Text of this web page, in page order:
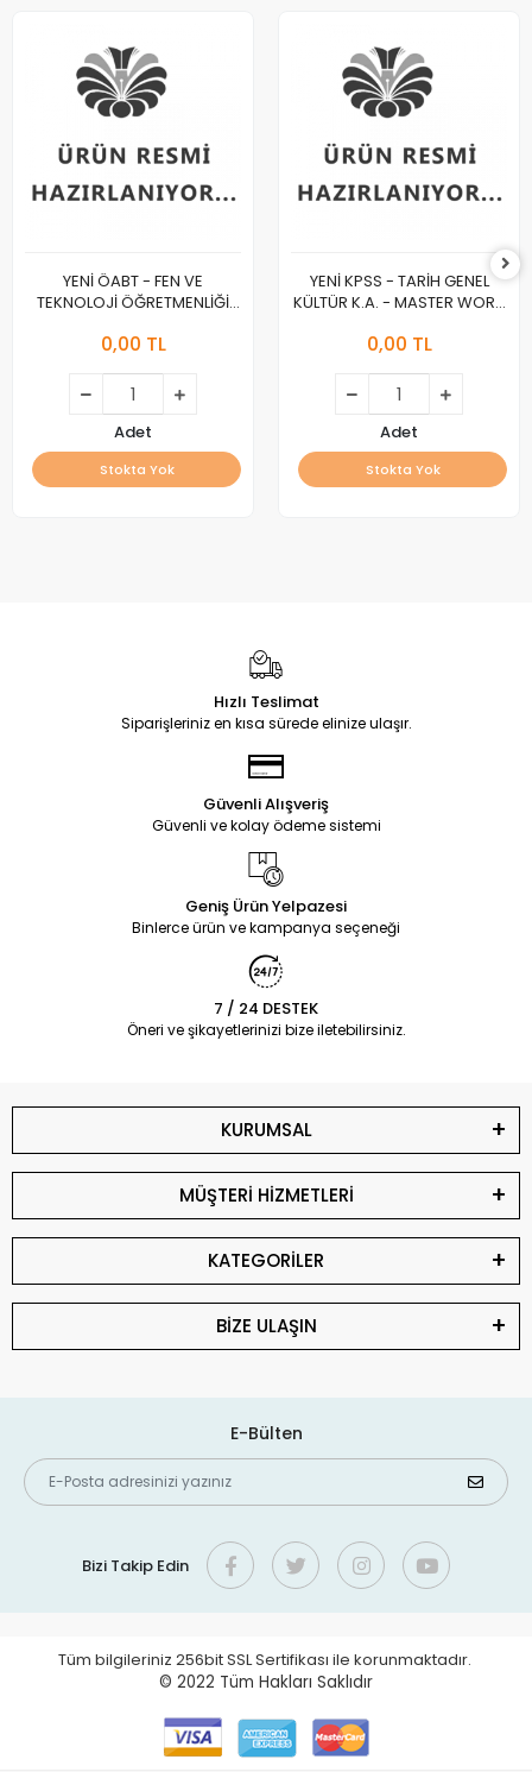
YENİ ÖABT - FEN VE
TEKNOLOJİ ÖĞRETMENLİĞİ
0,00 TL
Adet
Stokta Yok
YENİ KPSS - TARİH GENEL
KÜLTÜR K.A. - MASTER WORK
0,00 TL
Adet
Stokta Yok
Hızlı Teslimat
Siparişleriniz en kısa sürede elinize ulaşır.
Güvenli Alışveriş
Güvenli ve kolay ödeme sistemi
Geniş Ürün Yelpazesi
Binlerce ürün ve kampanya seçeneği
7 / 24 DESTEK
Öneri ve şikayetlerinizi bize iletebilirsiniz.
KURUMSAL
MÜŞTERİ HİZMETLERİ
KATEGORİLER
BİZE ULAŞIN
E-Bülten
Bizi Takip Edin
Tüm bilgileriniz 256bit SSL Sertifikası ile korunmaktadır.
© 2022 Tüm Hakları Saklıdır